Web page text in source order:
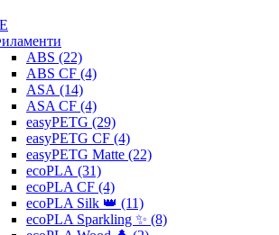
ABS (22)
ABS CF (4)
ASA (14)
ASA CF (4)
easyPETG (29)
easyPETG CF (4)
easyPETG Matte (22)
ecoPLA (31)
ecoPLA CF (4)
ecoPLA Silk 👑 (11)
ecoPLA Sparkling ✨ (8)